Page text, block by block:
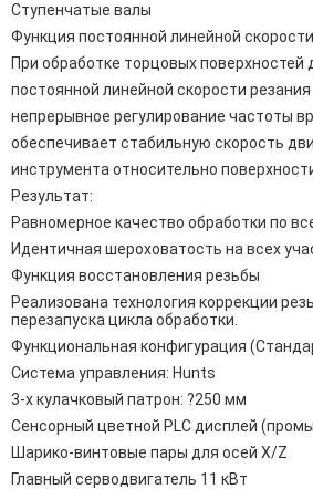
Ступенчатые валы
Функция постоянной линейной
При обработке торцовых поверхностей
постоянной линейной скорости
непрерывное регулирование частоты
обеспечивает стабильную скорость
инструмента относительно
Результат:
Равномерное качество обработки по
Идентичная шероховатость на всех
Функция восстановления резьбы
Реализована технология коррекции
перезапуска цикла обработки.
Функциональная конфигурация
Система управления: Hunts
3-х кулачковый патрон: ?250 мм
Сенсорный цветной PLC дисплей
Шарико-винтовые пары для осей X/Z
Главный серводвигатель 11 кВт